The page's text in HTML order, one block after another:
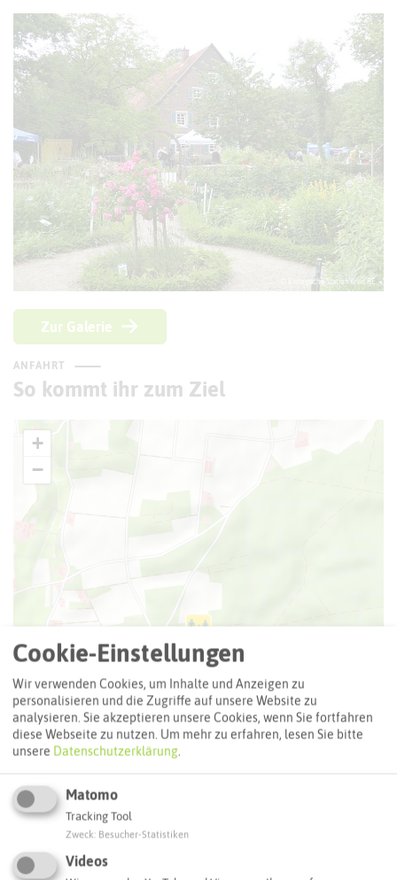
© Biologische Station Kreis RE
Zur Galerie
ANFAHRT
So kommt ihr zum Ziel
+
−
Cookie-Einstellungen
Wir verwenden Cookies, um Inhalte und Anzeigen zu
personalisieren und die Zugriffe auf unsere Website zu
analysieren. Sie akzeptieren unsere Cookies, wenn Sie fortfahren
diese Webseite zu nutzen. Um mehr zu erfahren, lesen Sie bitte
unsere Datenschutzerklärung.
Matomo
Tracking Tool
Zweck Besucher-Statistiken
Videos